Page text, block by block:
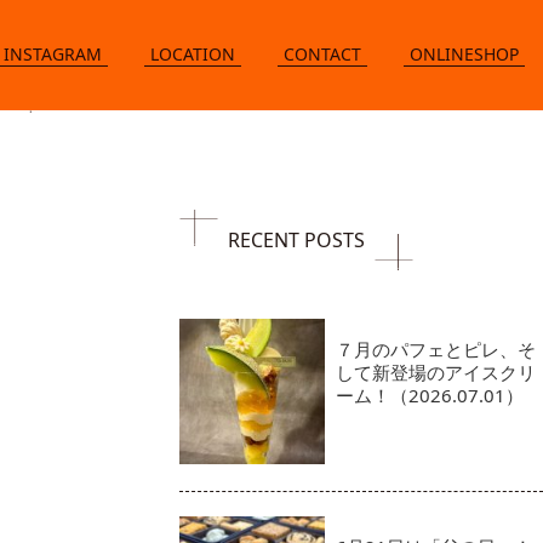
INSTAGRAM LOCATION CONTACT ONLINESHOP
RECENT POSTS
７月のパフェとピレ、そ
して新登場のアイスクリ
ーム！（2026.07.01）